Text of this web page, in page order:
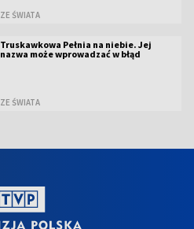
ZE ŚWIATA
Truskawkowa Pełnia na niebie. Jej
nazwa może wprowadzać w błąd
ZE ŚWIATA